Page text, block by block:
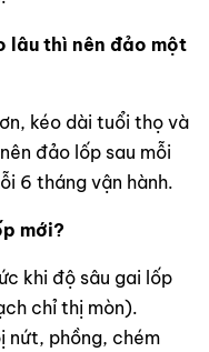
lâu thì nên đảo một
kéo dài tuổi thọ và
đảo lốp sau mỗi
6 tháng vận hành.
mới?
khi độ sâu gai lốp
chỉ thị mòn).
nứt, phồng, chém